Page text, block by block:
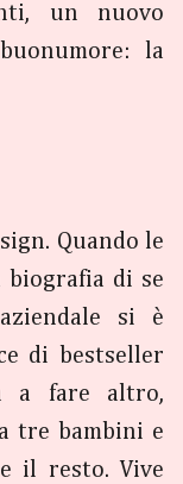
un nuovo
la
Quando le
biografia di se
si è
di bestseller
a fare altro,
tre bambini e
il resto. Vive